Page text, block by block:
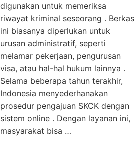
digunakan untuk memeriksa
riwayat kriminal seseorang . Berkas
ini biasanya diperlukan untuk
urusan administratif, seperti
melamar pekerjaan, pengurusan
visa, atau hal-hal hukum lainnya .
Selama beberapa tahun terakhir,
Indonesia menyederhanakan
prosedur pengajuan SKCK dengan
sistem online . Dengan layanan ini,
masyarakat bisa …